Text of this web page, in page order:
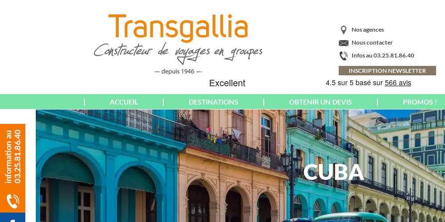
Nos agences
Nous contacter
Infos au 03.25.81.86.40
INSCRIPTION NEWSLETTER
ACCUEIL DESTINATIONS
THÉMATIQUES
WEEK-END &
COURT SÉJOUR
SÉJOUR
CIRCUIT
CROISIÈRE
RANDONNÉE
PARTICULIERS
EUROPE
ALBANIE
ALGARVE
ALLEMAGNE
ALSACE
AMNEVILLE
AMSTERDAM
ANDALOUSIE
ANGLETERRE
ATHÈNES
AUTRICHE & TYROL
CRÈTE
ECOSSE
EMILIE-ROMAGNE
ESPAGNE
EUROPA-PARK
FLORENCE
FLORIADE
EXPOSITION
FRANCE
FUERTEVENTURA
PARIS
PAYS BALTES
PAYS BASQUE
PAYS DE GALLES
CORNOUAILLES
POLOGNE
PONTS MAI-JUIN
PORT AVENTURA
PORTUGAL
POUILLES
AMÉRIQUE
ARGENTINE
BAHAMAS
BRÉSIL
CANADA
COLOMBIE
COSTA RICA
CUBA
EQUATEUR &
GALAPAGOS
ETATS-UNIS
OBTENIR UN DEVIS PROMOS !
CUBA